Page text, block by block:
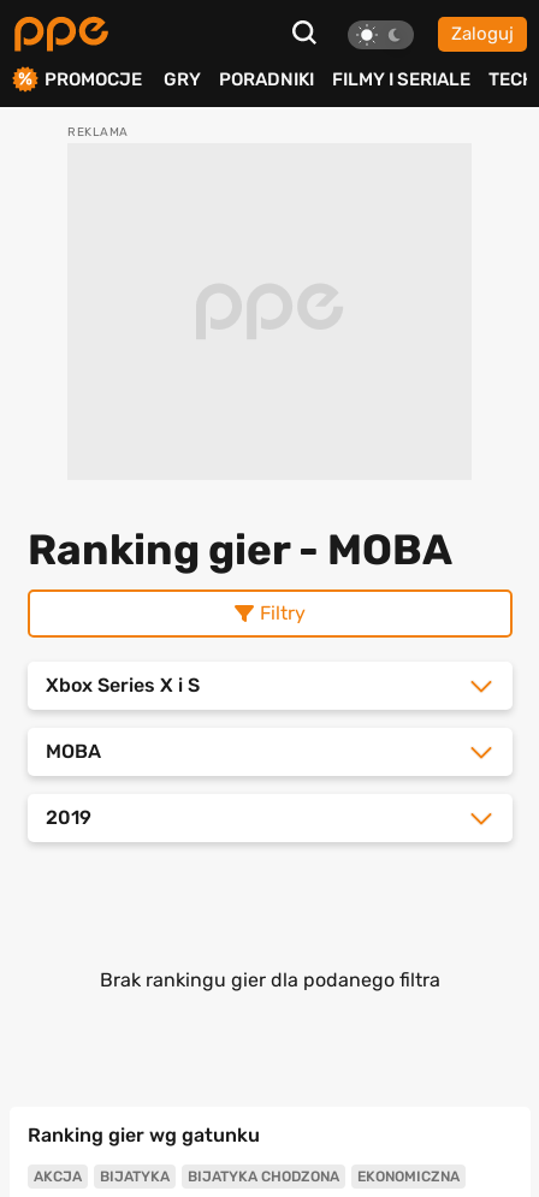
Zaloguj
PROMOCJE GRY PORADNIKI FILMY I SERIALE TECH
Ranking gier - MOBA
Filtry
Xbox Series X i S
MOBA
2019
Brak rankingu gier dla podanego filtra
Ranking gier wg gatunku
AKCJA BIJATYKA BIJATYKA CHODZONA EKONOMICZNA